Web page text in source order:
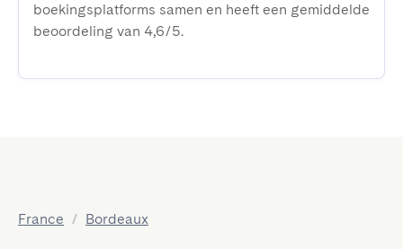
boekingsplatforms samen en heeft een gemiddelde
beoordeling van 4,6/5.
France / Bordeaux